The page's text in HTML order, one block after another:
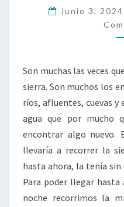
Junio 3, 2024
Son muchas las veces
sierra. Son muchos los
ríos, afluentes, cuevas
agua que por mucho
encontrar algo nuevo.
llevaría a recorrer la
hasta ahora, la tenía sin
Para poder llegar hasta
noche recorrimos la